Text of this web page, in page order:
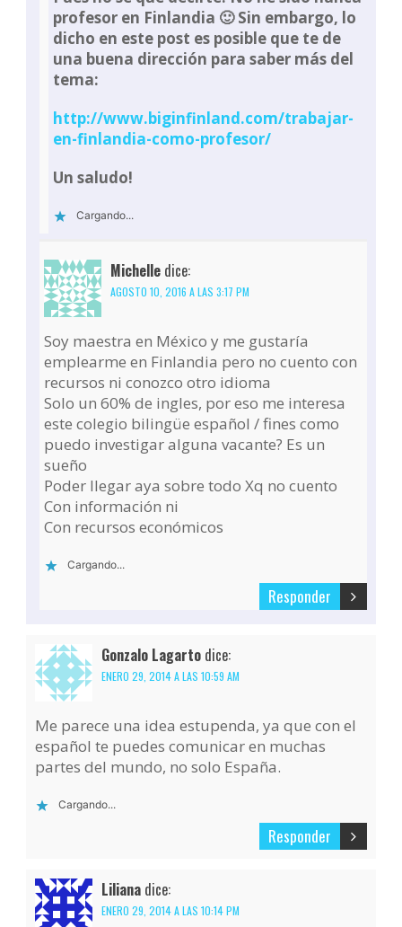
profesor en Finlandia 🙂 Sin embargo, lo
dicho en este post es posible que te de
una buena dirección para saber más del
tema:
http://www.biginfinland.com/trabajar-
en-finlandia-como-profesor/
Un saludo!
Cargando...
Michelle dice:
AGOSTO 10, 2016 A LAS 3:17 PM
Soy maestra en México y me gustaría
emplearme en Finlandia pero no cuento con
recursos ni conozco otro idioma
Solo un 60% de ingles, por eso me interesa
este colegio bilingüe español / fines como
puedo investigar alguna vacante? Es un
sueño
Poder llegar aya sobre todo Xq no cuento
Con información ni
Con recursos económicos
Cargando...
Responder
Gonzalo Lagarto dice:
ENERO 29, 2014 A LAS 10:59 AM
Me parece una idea estupenda, ya que con el
español te puedes comunicar en muchas
partes del mundo, no solo España.
Cargando...
Responder
Liliana dice:
ENERO 29, 2014 A LAS 10:14 PM